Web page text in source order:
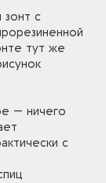
зонт с
тут же
— ничего
с